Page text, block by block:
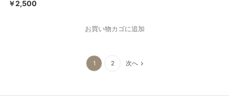
￥2,500
お買い物カゴに追加
1 2 次へ